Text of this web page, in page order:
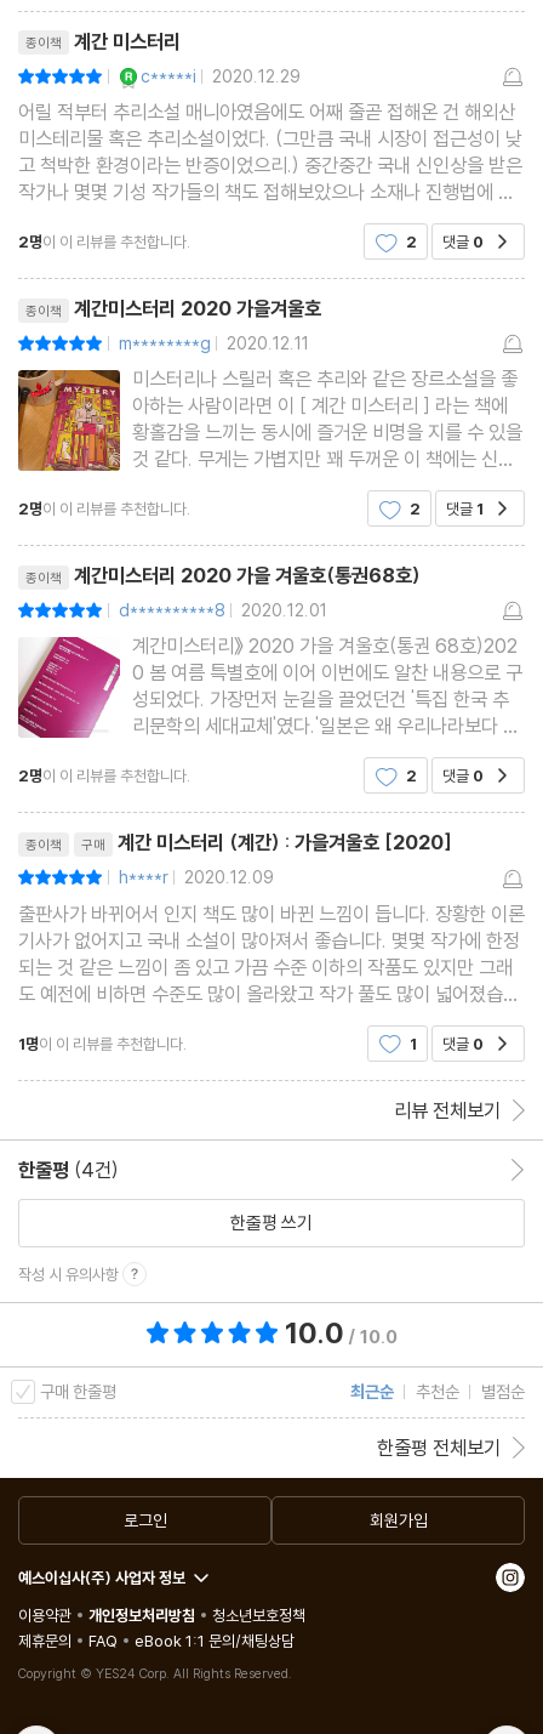
초단편소설
크리스티 여사의 취미 / 조동신
얼굴 마사지 좋아하는 여자 / 이상우
운수 좋은 날 / 반대인
선생님은 항상 너희 편이야 / 공민철
추리소설가가 된 철학자
사유하는 추리소설가 혹은 추리소설가의 사유 / 백휴
평론
영토 확장의 모험자들 - 서미애, 송시우, 박하익을 보다 / 오혜진
치명적 바이러스와의 공존 / 홍정기
미스터리 쓰는 법
어디서 죽이는 아이디어를 찾지? / 한이
노트북만 있다면 세상 모든 곳이 작업실 / 전건우
프로파일링
2020년을 보내며 - 장르문학 전문출판사 대상 설문조사
비대면 시대, 출판은 안녕하십니까?
종이책 계간 미스터리
| c*****i | 2020.12.29
어릴 적부터 추리소설 매니아였음에도 어째 줄곧 접해온 건 해외산
미스테리물 혹은 추리소설이었다. (그만큼 국내 시장이 접근성이 낮
고 척박한 환경이라는 반증이었으리.) 중간중간 국내 신인상을 받은
작가나 몇몇 기성 작가들의 책도 접해보았으나 소재나 진행법에 있
어 생각보다 흥미를 가지지 못해 그 뒤로는 멀어져만 갔던 국산 추리
물들. 그런데 국내에서 것도 추리협회(라는 존
2명이 이 리뷰를 추천합니다. 2 댓글 0
종이책 계간미스터리 2020 가을겨울호
| m********g | 2020.12.11
미스터리나 스릴러 혹은 추리와 같은 장르소설을 좋
아하는 사람이라면 이 [ 계간 미스터리 ] 라는 책에
황홀감을 느끼는 동시에 즐거운 비명을 지를 수 있을
것 같다. 무게는 가볍지만 꽤 두꺼운 이 책에는 신인
작가의 등단작품과 더불어 이미 등단을 했지만 아직
덜 알려진, 그러나 노련한 작가들의 작품들이 동시에
실려있다. 그리고 소설 뿐만 아니라, 평론, 리뷰 그리
고 작가의
2명이 이 리뷰를 추천합니다. 2 댓글 1
종이책 계간미스터리 2020 가을 겨울호(통권68호)
| d**********8 | 2020.12.01
계간미스터리》 2020 가을 겨울호(통권 68호)202
0 봄 여름 특별호에 이어 이번에도 알찬 내용으로 구
성되었다. 가장먼저 눈길을 끌었던건 '특집 한국 추
리문학의 세대교체'였다.'일본은 왜 우리나라보다 추
리소설에 있어서 한발 앞서있는걸까?' 내 머리속엔
항상 의문부호가 떠 있었다. 이번 특별기고문을 통해
그 이유를 조금이나마 알수있게 되어 좋았다.항상 가
장 궁금한건 신인상을
2명이 이 리뷰를 추천합니다. 2 댓글 0
종이책 구매 계간 미스터리 (계간) : 가을겨울호 [2020]
| h****r | 2020.12.09
출판사가 바뀌어서 인지 책도 많이 바뀐 느낌이 듭니다. 장황한 이론
기사가 없어지고 국내 소설이 많아져서 좋습니다. 몇몇 작가에 한정
되는 것 같은 느낌이 좀 있고 가끔 수준 이하의 작품도 있지만 그래
도 예전에 비하면 수준도 많이 올라왔고 작가 풀도 많이 넓어졌습니
다. 이번 신인상 작품은 한편은 간결해서 좋았고 다른 한편은 장편으
로 써야할 것을 단편으로 쓴 것 같아 좀 아쉬
1명이 이 리뷰를 추천합니다. 1 댓글 0
리뷰 전체보기
한줄평 (4건)
한줄평 쓰기
작성 시 유의사항
10.0 / 10.0
구매 한줄평 최근순 추천순 별점순
한줄평 전체보기
로그인 회원가입
예스이십사(주) 사업자 정보
이용약관
개인정보처리방침
청소년보호정책
제휴문의
FAQ eBook 1:1 문의/채팅상담
Copyright © YES24 Corp. All Rights Reserved.